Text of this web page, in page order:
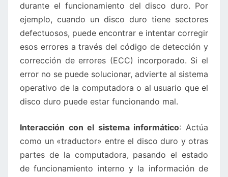
durante el funcionamiento del disco duro. Por
ejemplo, cuando un disco duro tiene sectores
defectuosos, puede encontrar e intentar corregir
esos errores a través del código de detección y
corrección de errores (ECC) incorporado. Si el
error no se puede solucionar, advierte al sistema
operativo de la computadora o al usuario que el
disco duro puede estar funcionando mal.
Interacción con el sistema informático: Actúa
como un «traductor» entre el disco duro y otras
partes de la computadora, pasando el estado
de funcionamiento interno y la información de